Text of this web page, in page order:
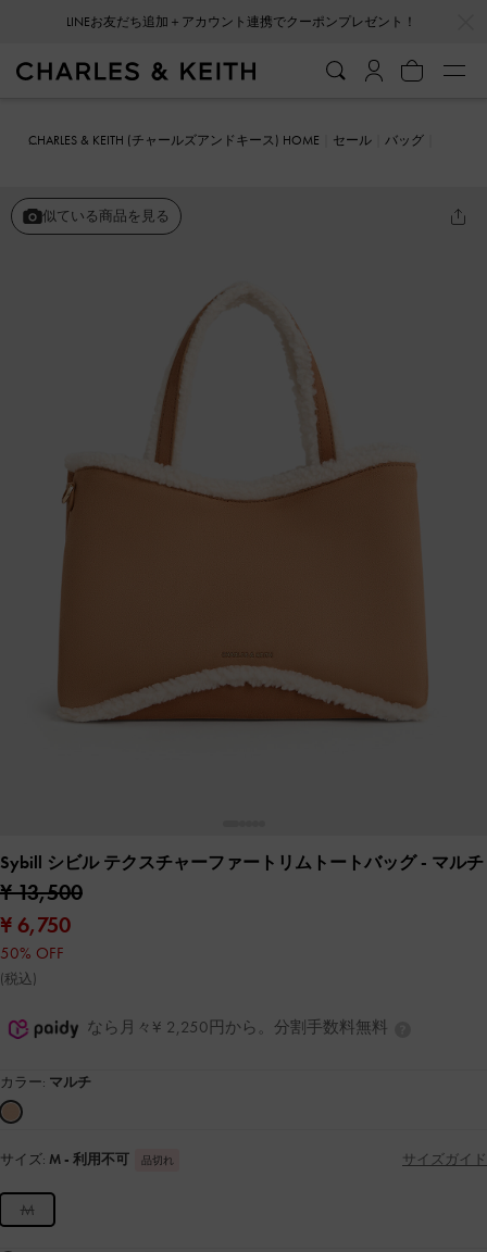
LINEお友だち追加＋アカウント連携でクーポンプレゼント！
CHARLES & KEITH (チャールズアンドキース) HOME セール
バッグ
似ている商品を見る
Sybill シビル テクスチャーファートリムトートバッグ- マルチ
¥ 13,500
¥ 6,750
50% OFF
(税込)
なら月々¥ 2,250円から。分割手数料無料
カラー: マルチ
サイズ: M - 利用不可 品切れ サイズガイド
M